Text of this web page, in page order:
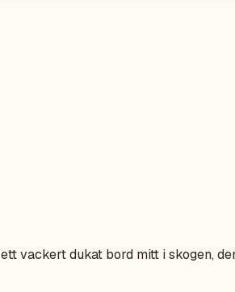
vackert dukat bord mitt i skogen,